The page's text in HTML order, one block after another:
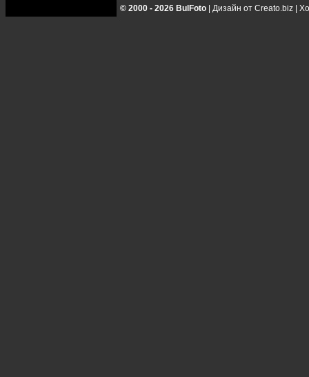
© 2000 - 2026 BulFoto Дизайн от Creato.biz